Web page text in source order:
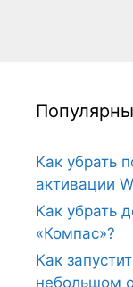
Как убрать
активации
Как убрать
«Компас»?
Как
небольшом